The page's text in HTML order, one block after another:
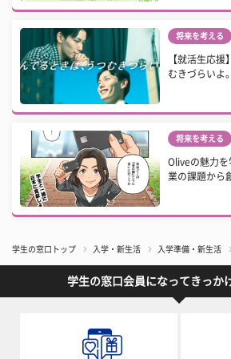
将来を考える
【就活生応援
むきづらいよ。
将来を考える
Oliveの魅力を
業の課題から
学生の窓口トップ 入学・新生活 入学準備・新生活
学生の窓口会員になってきっか